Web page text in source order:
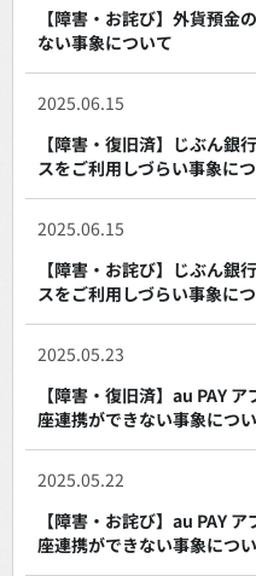
【障害・お詫び】外貨預金
ない事象について
2025.06.15
【障害・復旧済】じぶん銀
スをご利用しづらい事象に
2025.06.15
【障害・お詫び】じぶん銀
スをご利用しづらい事象に
2025.05.23
【障害・復旧済】au PAY
座連携ができない事象につ
2025.05.22
【障害・お詫び】au PAY
座連携ができない事象につ